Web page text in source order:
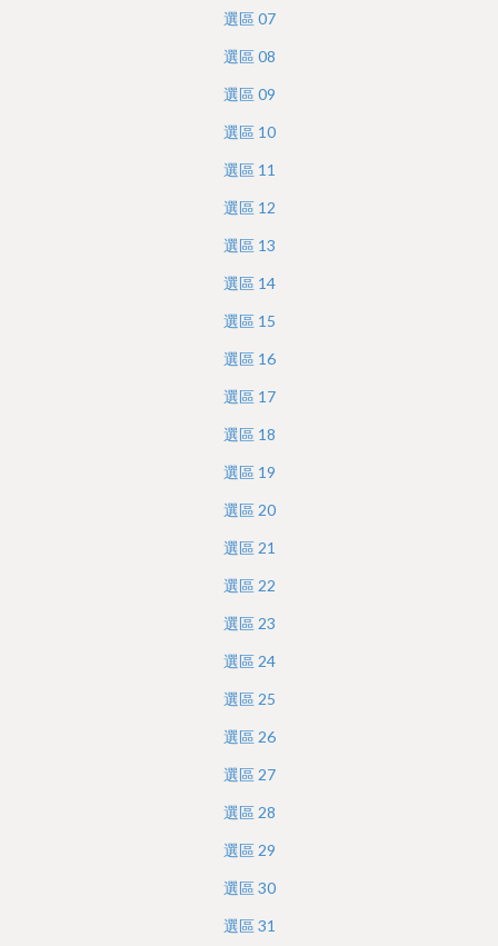
選區07
選區08
選區09
選區 10
選區 11
選區 12
選區 13
選區 14
選區 15
選區 16
選區 17
選區 18
選區 19
選區 20
選區 21
選區 22
選區 23
選區 24
選區 25
選區 26
選區 27
選區 28
選區 29
選區30
選區31